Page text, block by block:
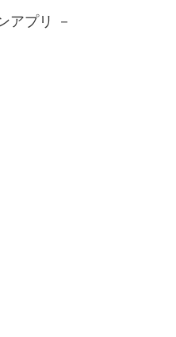
アプリ －